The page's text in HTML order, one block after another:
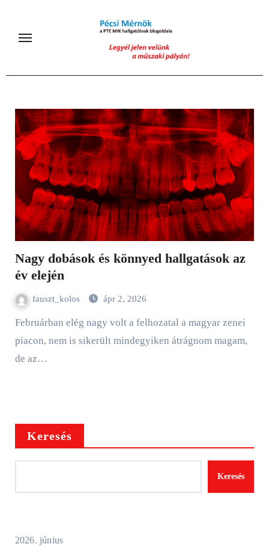
content
Nagy dobások és könnyed hallgatások az
év elején
fauszt_kolos ápr 2, 2026
Februárban elég nagy volt a felhozatal a magyar zenei
piacon, nem is sikerült mindegyiken átrágnom magam,
de az…
Keresés
Keresés
2026. június